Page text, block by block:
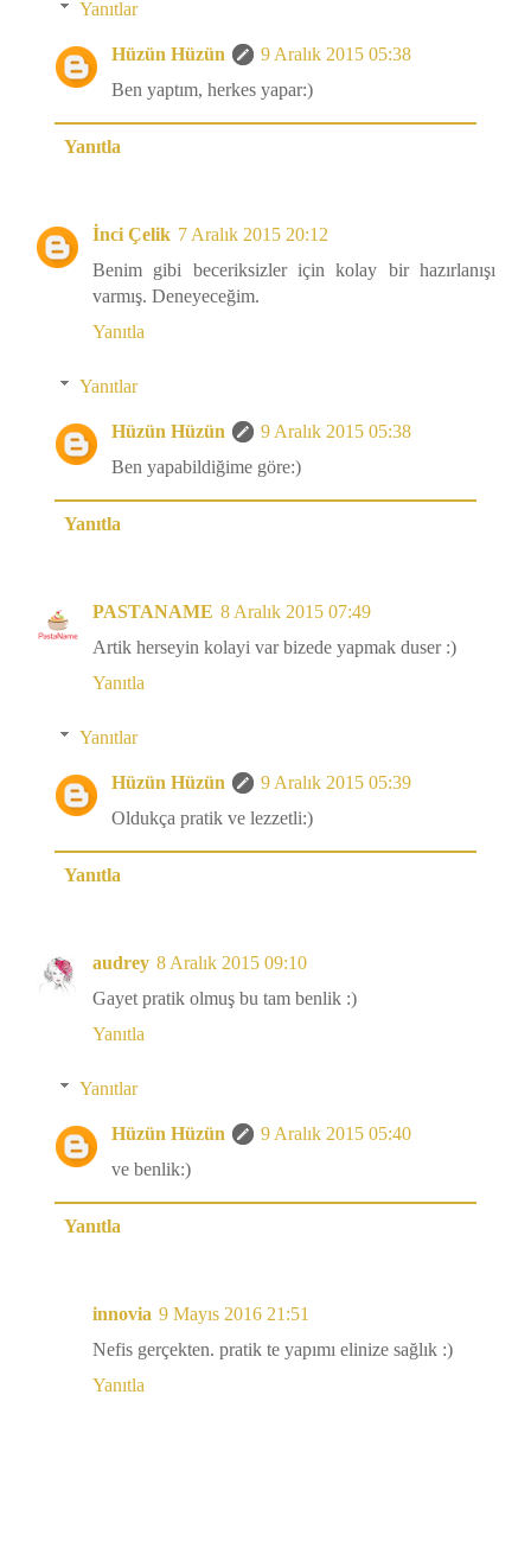
Yanıtlar
Hüzün Hüzün
9 Aralık 2015 05:38
Ben yaptım, herkes yapar:)
Yanıtla
İnci Çelik 7 Aralık 2015 20:12
Benim gibi beceriksizler için kolay bir hazırlanışı
varmış. Deneyeceğim.
Yanıtla
Yanıtlar
Hüzün Hüzün
9 Aralık 2015 05:38
Ben yapabildiğime göre:)
Yanıtla
PASTANAME 8 Aralık 2015 07:49
Artik herseyin kolayi var bizede yapmak duser :)
Yanıtla
Yanıtlar
Hüzün Hüzün
9 Aralık 2015 05:39
Oldukça pratik ve lezzetli:)
Yanıtla
audrey 8 Aralık 2015 09:10
Gayet pratik olmuş bu tam benlik :)
Yanıtla
Yanıtlar
Hüzün Hüzün
9 Aralık 2015 05:40
ve benlik:)
Yanıtla
innovia 9 Mayıs 2016 21:51
Nefis gerçekten. pratik te yapımı elinize sağlık :)
Yanıtla